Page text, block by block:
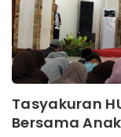
Tasyakuran
Bersama